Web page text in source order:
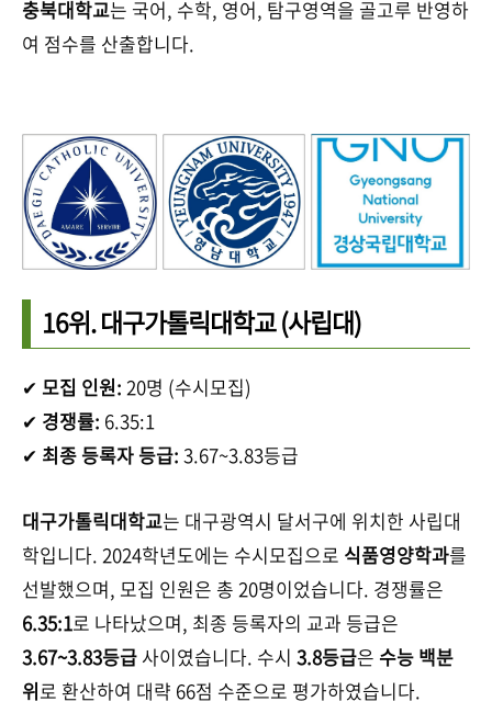
충북대학교는 국어, 수학, 영어, 탐구영역을 골고루 반영하
여 점수를 산출합니다.
16위.대구가톨릭대학교(사립대)
✔ 모집 인원: 20명 (수시모집)
✔ 경쟁률: 6.35:1
✔ 최종 등록자 등급: 3.67~3.83등급
대구가톨릭대학교는 대구광역시 달서구에 위치한 사립대
학입니다. 2024학년도에는 수시모집으로 식품영양학과를
선발했으며, 모집 인원은 총 20명이었습니다. 경쟁률은
6.35:1로 나타났으며, 최종 등록자의 교과 등급은
3.67~3.83등급 사이였습니다. 수시 3.8등급은 수능 백분
위로 환산하여 대략 66점 수준으로 평가하였습니다.